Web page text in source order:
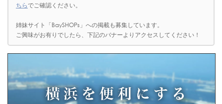
ちらでご確認ください。
姉妹サイト「BaySHOPs」への掲載も募集しています。
ご興味がお有りでしたら、下記のバナーよりアクセスしてください！